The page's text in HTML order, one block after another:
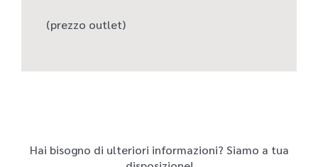
(prezzo outlet)
Hai bisogno di ulteriori informazioni? Siamo a tua